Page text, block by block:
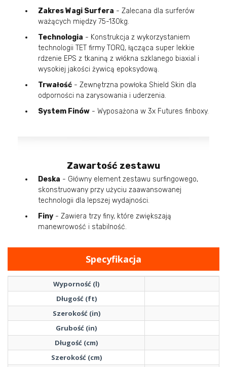
Zakres Wagi Surfera - Zalecana dla surferów
ważących między 75-130kg.
Technologia - Konstrukcja z wykorzystaniem
technologii TET firmy TORQ, łącząca super lekkie
rdzenie EPS z tkaniną z włókna szklanego biaxial i
wysokiej jakości żywicą epoksydową.
Trwałość - Zewnętrzna powłoka Shield Skin dla
odporności na zarysowania i uderzenia.
System Finów - Wyposażona w 3x Futures finboxy.
Zawartość zestawu
Deska - Główny element zestawu surfingowego,
skonstruowany przy użyciu zaawansowanej
technologii dla lepszej wydajności.
Finy - Zawiera trzy finy, które zwiększają
manewrowość i stabilność.
Specyfikacja
Wyporność (l)
Długość (ft)
Szerokość (in)
Grubość (in)
Długość (cm)
Szerokość (cm)